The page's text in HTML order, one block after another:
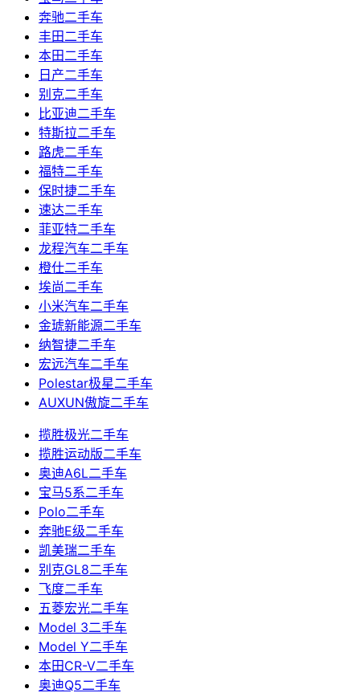
奔驰二手车
丰田二手车
本田二手车
日产二手车
别克二手车
比亚迪二手车
特斯拉二手车
路虎二手车
福特二手车
保时捷二手车
速达二手车
菲亚特二手车
龙程汽车二手车
橙仕二手车
埃尚二手车
小米汽车二手车
金琥新能源二手车
纳智捷二手车
宏远汽车二手车
Polestar极星二手车
AUXUN傲旋二手车
揽胜极光二手车
揽胜运动版二手车
奥迪A6L二手车
宝马5系二手车
Polo二手车
奔驰E级二手车
凯美瑞二手车
别克GL8二手车
飞度二手车
五菱宏光二手车
Model 3二手车
Model Y二手车
本田CR-V二手车
奥迪Q5二手车